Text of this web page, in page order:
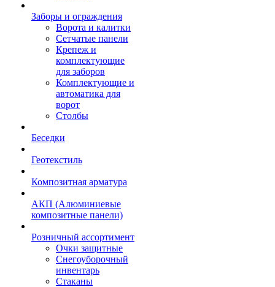
Заборы и ограждения
Ворота и калитки
Сетчатые панели
Крепеж и
комплектующие
для заборов
Комплектующие и
автоматика для
ворот
Столбы
Беседки
Геотекстиль
Композитная арматура
АКП (Алюминиевые
композитные панели)
Розничный ассортимент
Очки защитные
Снегоуборочный
инвентарь
Стаканы